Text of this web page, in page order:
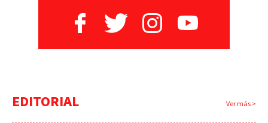
EDITORIAL Ver más >